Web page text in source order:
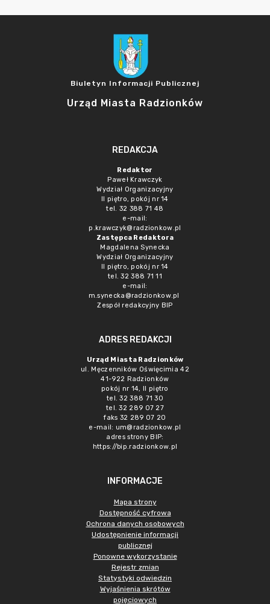
Biuletyn Informacji Publicznej
Urząd Miasta Radzionków
REDAKCJA
Redaktor
Paweł Krawczyk
Wydział Organizacyjny
II piętro, pokój nr 14
tel. 32 388 71 48
e-mail:
p.krawczyk@radzionkow.pl
Zastępca Redaktora
Magdalena Synecka
Wydział Organizacyjny
II piętro, pokój nr 14
tel. 32 388 71 11
e-mail:
m.synecka@radzionkow.pl
Zespół redakcyjny BIP
ADRES REDAKCJI
Urząd Miasta Radzionków
ul. Męczenników Oświęcimia 42
41-922 Radzionków
pokój nr 14, II piętro
tel. 32 388 71 30
tel. 32 289 07 27
faks 32 289 07 20
e-mail: um@radzionkow.pl
adres strony BIP:
https://bip.radzionkow.pl
INFORMACJE
Mapa strony
Dostępność cyfrowa
Ochrona danych osobowych
Udostępnienie informacji
publicznej
Ponowne wykorzystanie
Rejestr zmian
Statystyki odwiedzin
Wyjaśnienia skrótów
pojęciowych